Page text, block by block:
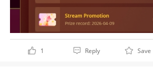
1 Reply Save